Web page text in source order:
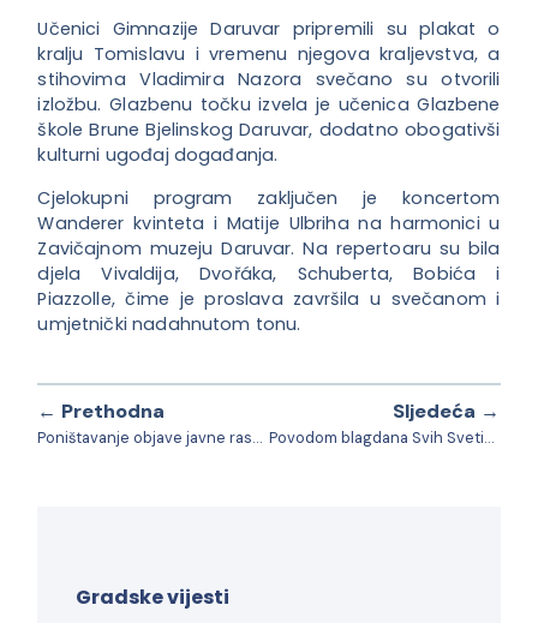
Učenici Gimnazije Daruvar pripremili su plakat o
kralju Tomislavu i vremenu njegova kraljevstva, a
stihovima Vladimira Nazora svečano su otvorili
izložbu. Glazbenu točku izvela je učenica Glazbene
škole Brune Bjelinskog Daruvar, dodatno obogativši
kulturni ugođaj događanja.
Cjelokupni program zaključen je koncertom
Wanderer kvinteta i Matije Ulbriha na harmonici u
Zavičajnom muzeju Daruvar. Na repertoaru su bila
djela Vivaldija, Dvořáka, Schuberta, Bobića i
Piazzolle, čime je proslava završila u svečanom i
umjetnički nadahnutom tonu.
← Prethodna
Poništavanje objave javne rasprave o Prijedlogu izmjene i dopune Prostornog plana uređenja Grada Daruvara
Sljedeća →
Povodom blagdana Svih Svetih u Daruvaru odana počast svim poginulima u obrani Republike Hrvatske
Gradske vijesti